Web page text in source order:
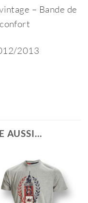
– Bande de
2013
AUSSI…